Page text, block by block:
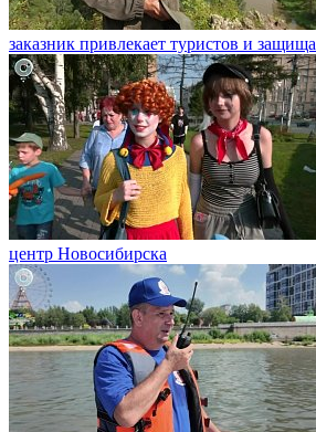
заказник привлекает туристов и
центр Новосибирска